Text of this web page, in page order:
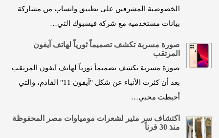
الخصوصية المشرفين على تطبيق واتساب من مشاركة
بيانات مستخدميه مع شركة فيسبوك التي…
صورة مسربة تكشف تصميماً ثورياً لهاتف آيفون
المرتقب
صورة مسربة تكشف تصميماً ثورياً لهاتف آيفون المرتقب
بعد أن كثرت الأنباء عن شكل "آيفون 11" القادم، والتي
أحبطت محبي…
اكتشاف سر مثير لشعرات مومياوات مصر المحفوظة
منذ 30 قرناً